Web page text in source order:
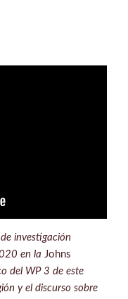
investigación
en la Johns
del WP 3 de este
y el discurso sobre